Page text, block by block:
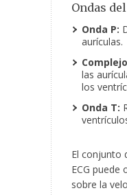
Ondas del
Onda P:
aurículas.
las
los
Onda T:
El conjunto
ECG puede
sobre la